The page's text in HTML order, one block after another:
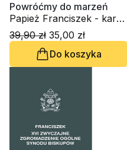
Powróćmy do marzeń
Papież Franciszek - kard.
Jorge Mario Bergoglio
39,90 zł 35,00 zł
Do koszyka